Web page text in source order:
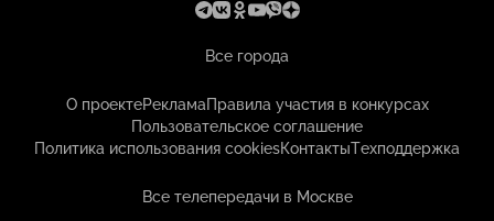
Все города
О проектеРекламаПравила участия в конкурсах
Пользовательское соглашение
Политика использования cookiesКонтактыТехподдержка
Все телепередачи в Москве